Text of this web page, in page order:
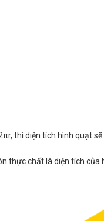
thì diện tích hình quạt
thực chất là diện tích